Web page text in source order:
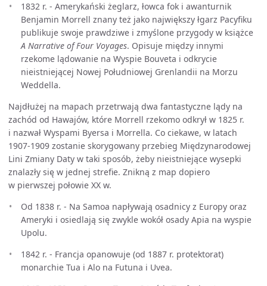
1832 r. - Amerykański żeglarz, łowca fok i awanturnik
Benjamin Morrell znany też jako największy łgarz Pacyfiku
publikuje swoje prawdziwe i zmyślone przygody w książce
A Narrative of Four Voyages. Opisuje między innymi
rzekome lądowanie na Wyspie Bouveta i odkrycie
nieistniejącej Nowej Południowej Grenlandii na Morzu
Weddella.
Najdłużej na mapach przetrwają dwa fantastyczne lądy na
zachód od Hawajów, które Morrell rzekomo odkrył w 1825 r.
i nazwał Wyspami Byersa i Morrella. Co ciekawe, w latach
1907-1909 zostanie skorygowany przebieg Międzynarodowej
Lini Zmiany Daty w taki sposób, żeby nieistniejące wysepki
znalazły się w jednej strefie. Znikną z map dopiero
w pierwszej połowie XX w.
Od 1838 r. - Na Samoa napływają osadnicy z Europy oraz
Ameryki i osiedlają się zwykle wokół osady Apia na wyspie
Upolu.
1842 r. - Francja opanowuje (od 1887 r. protektorat)
monarchie Tua i Alo na Futuna i Uvea.